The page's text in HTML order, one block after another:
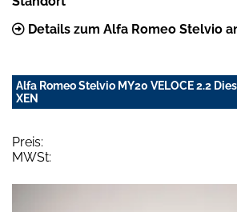
Details zum Alfa Romeo Stelvio
Alfa Romeo Stelvio MY20 VELOCE 2.2
XEN
Preis:
MWSt: